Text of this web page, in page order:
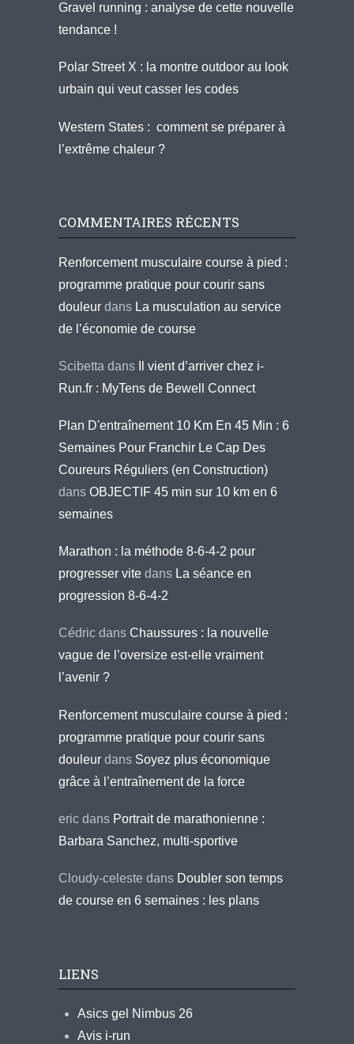
Gravel running : analyse de cette nouvelle
tendance !
Polar Street X : la montre outdoor au look
urbain qui veut casser les codes
Western States : comment se préparer à
l’extrême chaleur ?
COMMENTAIRES RÉCENTS
Renforcement musculaire course à pied :
programme pratique pour courir sans
douleur dans La musculation au service
de l’économie de course
Scibetta dans
Il vient d’arriver chez i-
Run.fr : MyTens de Bewell Connect
Plan D'entraînement 10 Km En 45 Min : 6
Semaines Pour Franchir Le Cap Des
Coureurs Réguliers (en Construction)
dans OBJECTIF 45 min sur 10 km en 6
semaines
Marathon : la méthode 8-6-4-2 pour
progresser vite dans La séance en
progression 8-6-4-2
Cédric dans Chaussures : la nouvelle
vague de l’oversize est-elle vraiment
l’avenir ?
Renforcement musculaire course à pied :
programme pratique pour courir sans
douleur dans Soyez plus économique
grâce à l’entraînement de la force
eric dans Portrait de marathonienne :
Barbara Sanchez, multi-sportive
Cloudy-celeste dans Doubler son temps
de course en 6 semaines : les plans
LIENS
Asics gel Nimbus 26
Avis i-run